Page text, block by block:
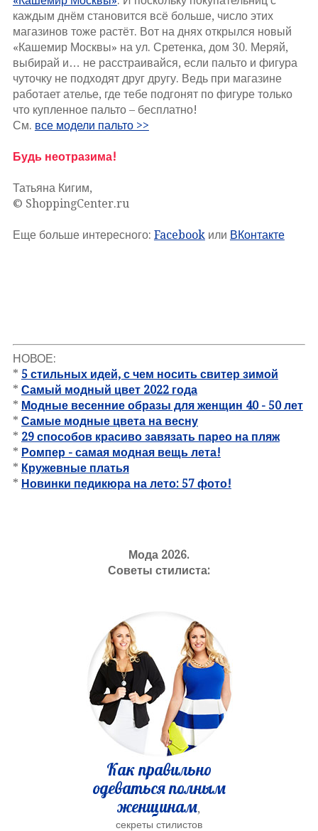
каждым днём становится всё больше, число этих
магазинов тоже растёт. Вот на днях открылся новый
«Кашемир Москвы» на ул. Сретенка, дом 30. Меряй,
выбирай и… не расстраивайся, если пальто и фигура
чуточку не подходят друг другу. Ведь при магазине
работает ателье, где тебе подгонят по фигуре только
что купленное пальто – бесплатно!
См. все модели пальто >>
Будь неотразима!
Татьяна Кигим,
© ShoppingCenter.ru
Еще больше интересного: Facebookили ВКонтакте
НОВОЕ:
* 5 стильных идей, с чем носить свитер зимой
* Самый модный цвет 2022 года
* Модные весенние образы для женщин 40 - 50 лет
* Самые модные цвета на весну
* 29 способов красиво завязать парео на пляж
* Ромпер - самая модная вещь лета!
* Кружевные платья
* Новинки педикюра на лето: 57 фото!
Мода 2026.
Советы стилиста:
Как правильно
одеваться полным
женщинам,
секреты стилистов